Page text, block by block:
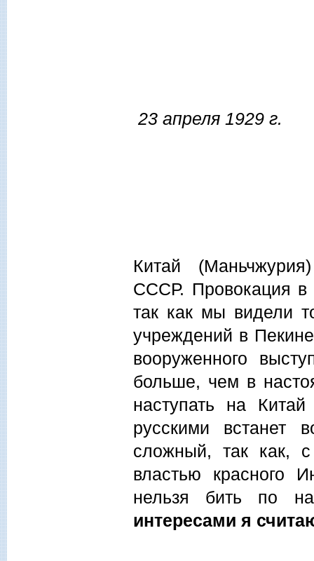
23 апреля 1929 г.
Китай
СССР. Провокация в
так как мы видели
учреждений в
вооруженного
больше, чем в
наступать на
русскими встанет
сложный, так как,
властью красного
нельзя бить по
интересами я